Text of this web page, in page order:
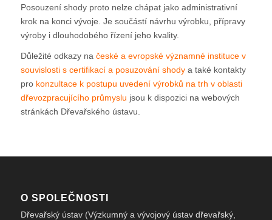
Posouzení shody proto nelze chápat jako administrativní
krok na konci vývoje. Je součástí návrhu výrobku, přípravy
výroby i dlouhodobého řízení jeho kvality.
Důležité odkazy na české a evropské významné instituce v
souvislosti s certifikací a posuzování shodya také kontakty
pro konzultace k postupu uvedení výrobků na trh v oblasti
dřevozpracujícího průmyslu jsou k dispozici na webových
stránkách Dřevařského ústavu.
O SPOLEČNOSTI
Dřevařský ústav (Výzkumný a vývojový ústav dřevařský,